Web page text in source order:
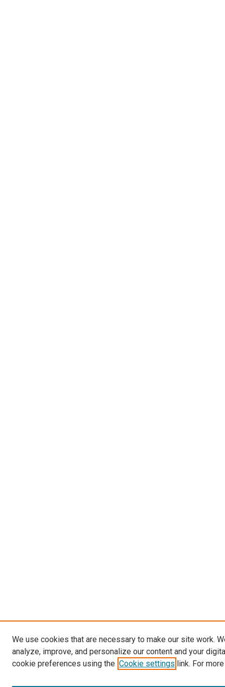
We use cookies that are necessary to make our site work.
analyze, improve, and personalize our content and your
cookie preferences using the Cookie settings link. For